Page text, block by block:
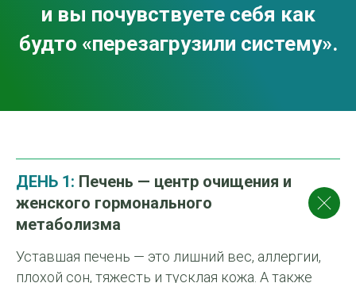
и вы почувствуете себя как
будто «перезагрузили систему».
ДЕНЬ 1: Печень — центр очищения и
женского гормонального
метаболизма
Уставшая печень — это лишний вес, аллергии,
плохой сон, тяжесть и тусклая кожа. А также